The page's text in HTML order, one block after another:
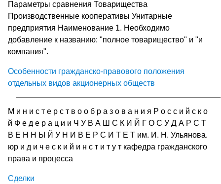
Параметры сравнения Товарищества
Производственные кооперативы Унитарные
предприятия Наименование 1. Необходимо
добавление к названию: "полное товарищество" и "и
компания".
Особенности гражданско-правового положения
отдельных видов акционерных обществ
М и н и с т е р с т в о о б р а з о в а н и я Р о с с и й с к о
й Ф е д е р а ц и и Ч У В А Ш С К И Й Г О С У Д А Р С Т
В Е Н Н Ы Й У Н И В Е Р С И Т Е Т им. И. Н. Ульянова.
юр и д и ч е с к и й и н с т и т у т кафедра гражданского
права и процесса
Сделки